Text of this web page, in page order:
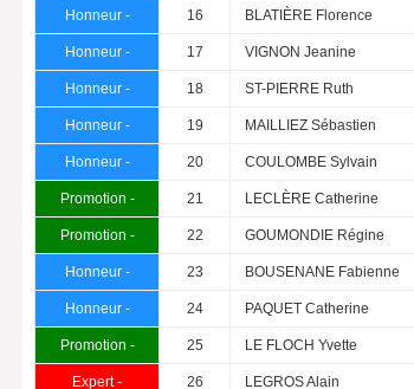
Honneur - 16 BLATIÈRE Florence
Honneur - 17 VIGNON Jeanine
Honneur - 18 ST-PIERRE Ruth
Honneur - 19 MAILLIEZ Sébastien
Honneur - 20 COULOMBE Sylvain
Promotion - 21 LECLÈRE Catherine
Promotion - 22 GOUMONDIE Régine
Honneur - 23 BOUSENANE Fabienne
Honneur - 24 PAQUET Catherine
Promotion - 25 LE FLOCH Yvette
Expert - 26 LEGROS Alain